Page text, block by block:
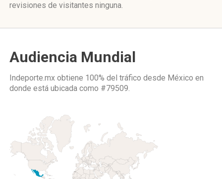
revisiones de visitantes ninguna.
Audiencia Mundial
Indeporte.mx obtiene 100% del tráfico desde México en
donde está ubicada como #79509.